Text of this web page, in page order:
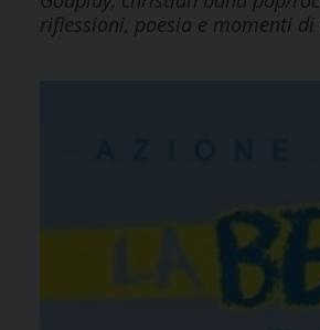
riflessioni, poesia e momenti